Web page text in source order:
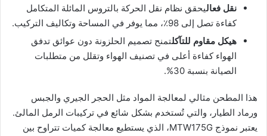
نقل فعاليحقق نظام نقل الحركة بالتروس المائلة المتكامل
كفاءة تصل إلى 98٪، مما يوفر في المساحة وتكاليف التركيب.
هيكل مقاوم للتآكلتمنح تصميم الحلزونة دون عوائق تدفق
الهواء كفاءة أعلى في تصنيف الهواء وتقلل من متطلبات
الصيانة بنسبة 30%.
هذا المطحن مثالي لمعالجة المواد مثل الحجر الجيري والجبس
ورماد الطيار، والتي تُستخدم بشكل شائع في تركيبات الرمل المالئ.
يعتبر نموذج MTW175G، الذي يستطيع معالجة كميات تتراوح بين